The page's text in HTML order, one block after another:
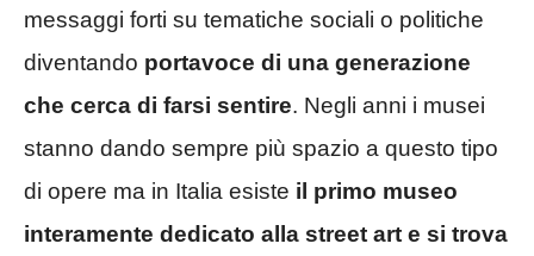
messaggi forti su tematiche sociali o politiche
diventando portavoce di una generazione
che cerca di farsi sentire. Negli anni i musei
stanno dando sempre più spazio a questo tipo
di opere ma in Italia esiste il primo museo
interamente dedicato alla street art e si trova